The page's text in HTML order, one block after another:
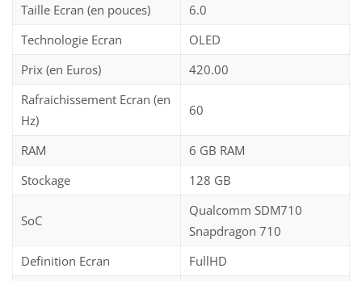
Taille Ecran (en pouces)
6.0
Technologie Ecran
OLED
Prix (en Euros)
420.00
Rafraichissement Ecran (en
Hz)
60
RAM
6 GB RAM
Stockage
128 GB
SoC
Qualcomm SDM710
Snapdragon 710
Definition Ecran
FullHD